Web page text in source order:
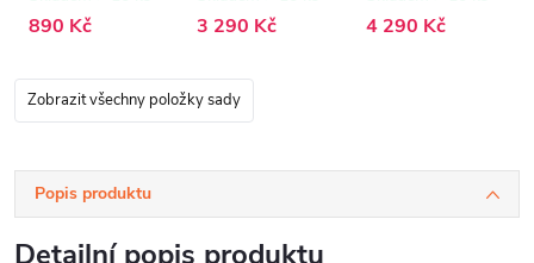
890 Kč
- 100x200 cm
3 290 Kč
- 140x200 cm
4 290 Kč
Zobrazit všechny položky sady
Popis produktu
Detailní popis produktu